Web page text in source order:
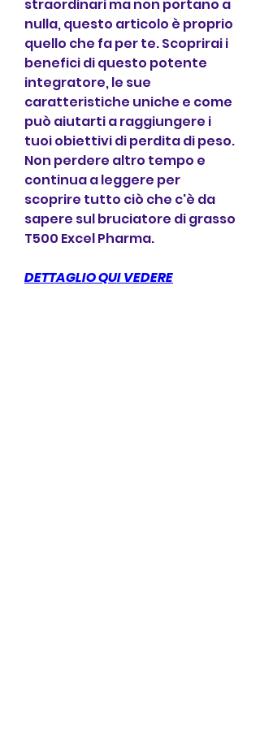
straordinari ma non portano a
nulla, questo articolo è proprio
quello che fa per te. Scoprirai i
benefici di questo potente
integratore, le sue
caratteristiche uniche e come
può aiutarti a raggiungere i
tuoi obiettivi di perdita di peso.
Non perdere altro tempo e
continua a leggere per
scoprire tutto ciò che c'è da
sapere sul bruciatore di grasso
T500 Excel Pharma.
DETTAGLIO QUI VEDERE